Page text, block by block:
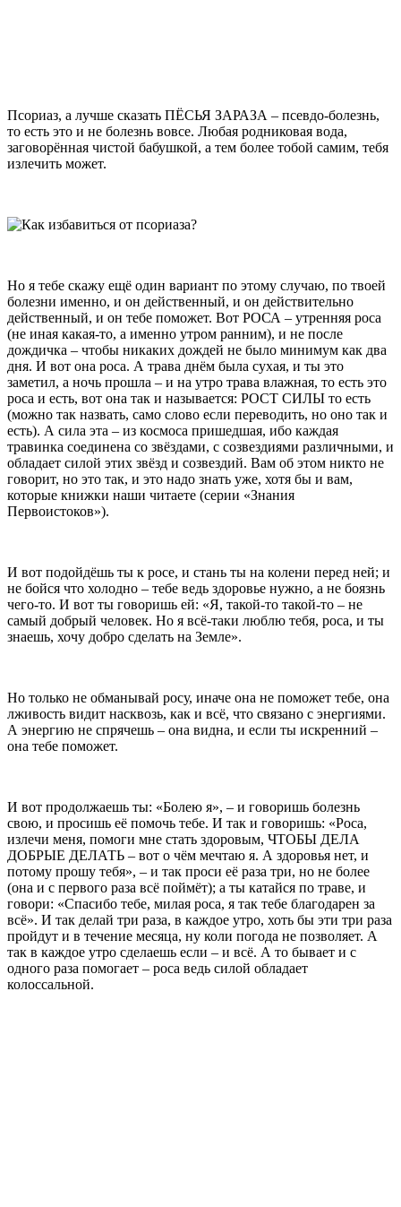
Псориаз, а лучше сказать ПЁСЬЯ ЗАРАЗА – псевдо-болезнь,
то есть это и не болезнь вовсе. Любая родниковая вода,
заговорённая чистой бабушкой, а тем более тобой самим, тебя
излечить может.
Но я тебе скажу ещё один вариант по этому случаю, по твоей
болезни именно, и он действенный, и он действительно
действенный, и он тебе поможет. Вот РОСА – утренняя роса
(не иная какая-то, а именно утром ранним), и не после
дождичка – чтобы никаких дождей не было минимум как два
дня. И вот она роса. А трава днём была сухая, и ты это
заметил, а ночь прошла – и на утро трава влажная, то есть это
роса и есть, вот она так и называется: РОСТ СИЛЫ то есть
(можно так назвать, само слово если переводить, но оно так и
есть). А сила эта – из космоса пришедшая, ибо каждая
травинка соединена со звёздами, с созвездиями различными, и
обладает силой этих звёзд и созвездий. Вам об этом никто не
говорит, но это так, и это надо знать уже, хотя бы и вам,
которые книжки наши читаете (серии «Знания
Первоистоков»).
И вот подойдёшь ты к росе, и стань ты на колени перед ней; и
не бойся что холодно – тебе ведь здоровье нужно, а не боязнь
чего-то. И вот ты говоришь ей: «Я, такой-то такой-то – не
самый добрый человек. Но я всё-таки люблю тебя, роса, и ты
знаешь, хочу добро сделать на Земле».
Но только не обманывай росу, иначе она не поможет тебе, она
лживость видит насквозь, как и всё, что связано с энергиями.
А энергию не спрячешь – она видна, и если ты искренний –
она тебе поможет.
И вот продолжаешь ты: «Болею я», – и говоришь болезнь
свою, и просишь её помочь тебе. И так и говоришь: «Роса,
излечи меня, помоги мне стать здоровым, ЧТОБЫ ДЕЛА
ДОБРЫЕ ДЕЛАТЬ – вот о чём мечтаю я. А здоровья нет, и
потому прошу тебя», – и так проси её раза три, но не более
(она и с первого раза всё поймёт); а ты катайся по траве, и
говори: «Спасибо тебе, милая роса, я так тебе благодарен за
всё». И так делай три раза, в каждое утро, хоть бы эти три раза
пройдут и в течение месяца, ну коли погода не позволяет. А
так в каждое утро сделаешь если – и всё. А то бывает и с
одного раза помогает – роса ведь силой обладает
колоссальной.